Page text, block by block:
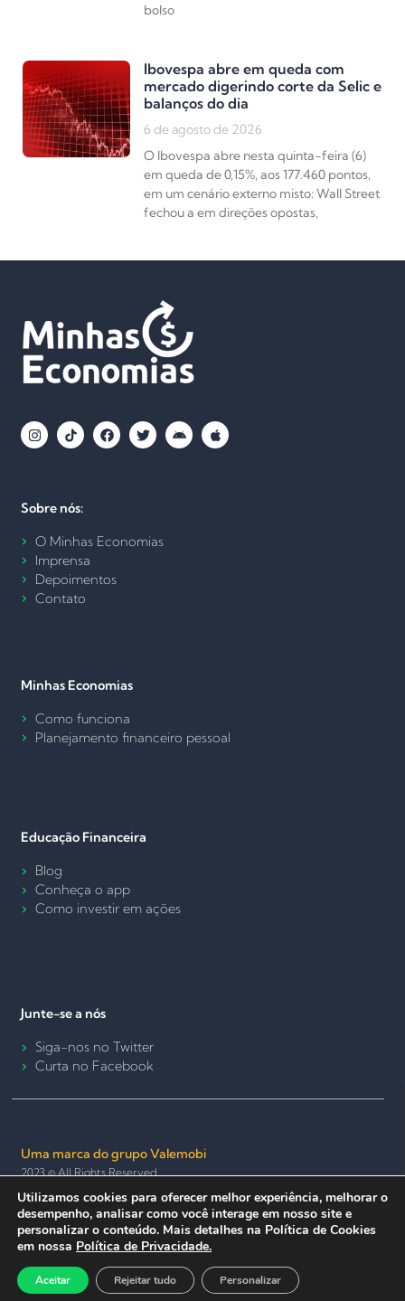
bolso
Ibovespa abre em queda com
mercado digerindo corte da Selic e
balanços do dia
6 de agosto de 2026
O Ibovespa abre nesta quinta-feira (6)
em queda de 0,15%, aos 177.460 pontos,
em um cenário externo misto: Wall Street
fechou a em direções opostas,
Sobre nós:
O Minhas Economias
Imprensa
Depoimentos
Contato
Minhas Economias
Como funciona
Planejamento financeiro pessoal
Educação Financeira
Blog
Conheça o app
Como investir em ações
Junte-se a nós
Siga-nos no Twitter
Curta no Facebook
Uma marca do grupo Valemobi
2023 © All Rights Reserved.
Termos de Uso e Política de PrivacidadePolítica de Cookies
Seguro e anônimo
Utilizamos cookies para oferecer melhor experiência, melhorar o
desempenho, analisar como você interage em nosso site e
personalizar o conteúdo. Mais detalhes na Política de Cookies
em nossa Política de Privacidade.
Aceitar Rejeitar tudo Personalizar